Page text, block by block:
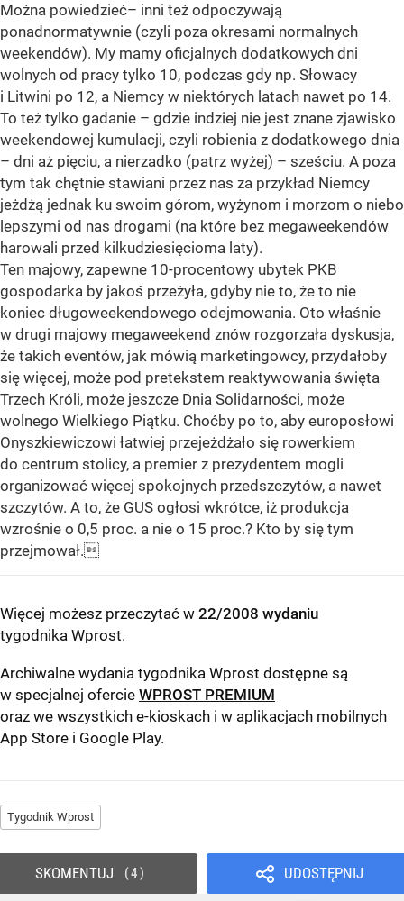
Można powiedzieć– inni też odpoczywają
ponadnormatywnie (czyli poza okresami normalnych
weekendów). My mamy oficjalnych dodatkowych dni
wolnych od pracy tylko 10, podczas gdy np. Słowacy
i Litwini po 12, a Niemcy w niektórych latach nawet po 14.
To też tylko gadanie – gdzie indziej nie jest znane zjawisko
weekendowej kumulacji, czyli robienia z dodatkowego dnia
– dni aż pięciu, a nierzadko (patrz wyżej) – sześciu. A poza
tym tak chętnie stawiani przez nas za przykład Niemcy
jeżdżą jednak ku swoim górom, wyżynom i morzom o niebo
lepszymi od nas drogami (na które bez megaweekendów
harowali przed kilkudziesięcioma laty).
Ten majowy, zapewne 10-procentowy ubytek PKB
gospodarka by jakoś przeżyła, gdyby nie to, że to nie
koniec długoweekendowego odejmowania. Oto właśnie
w drugi majowy megaweekend znów rozgorzała dyskusja,
że takich eventów, jak mówią marketingowcy, przydałoby
się więcej, może pod pretekstem reaktywowania święta
Trzech Króli, może jeszcze Dnia Solidarności, może
wolnego Wielkiego Piątku. Choćby po to, aby europosłowi
Onyszkiewiczowi łatwiej przejeżdżało się rowerkiem
do centrum stolicy, a premier z prezydentem mogli
organizować więcej spokojnych przedszczytów, a nawet
szczytów. A to, że GUS ogłosi wkrótce, iż produkcja
wzrośnie o 0,5 proc. a nie o 15 proc.? Kto by się tym
przejmował.
Więcej możesz przeczytać w 22/2008 wydaniu
tygodnika Wprost.
Archiwalne wydania tygodnika Wprost dostępne są
w specjalnej ofercie WPROST PREMIUM
oraz we wszystkich e-kioskach i w aplikacjach mobilnych
App Store i Google Play.
Tygodnik Wprost
UDOSTĘPNIJ
SKOMENTUJ 4